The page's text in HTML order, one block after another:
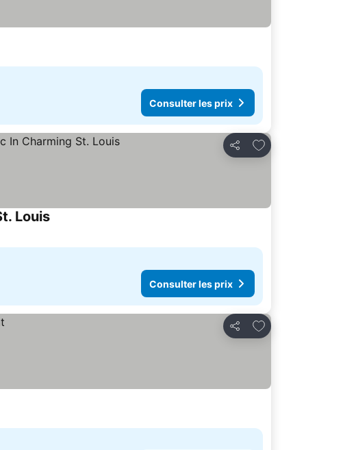
Consulter les prix
Partager
Ajouter à mes favoris
LouisConsulter les prix
Consulter les prix
Partager
Ajouter à mes favoris